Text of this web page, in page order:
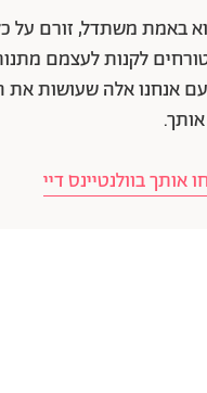
באמת משתדל, זורם
לקנות לעצמם
אנחנו אלה שעושות את